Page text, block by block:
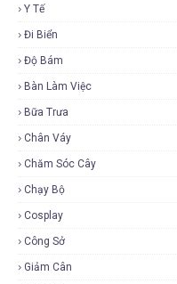
Y Tế
Đi Biển
Độ Bám
Bàn Làm Việc
Bữa Trưa
Chân Váy
Chăm Sóc Cây
Chạy Bộ
Cosplay
Công Sở
Giảm Cân